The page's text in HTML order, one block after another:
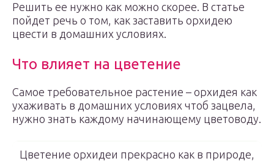
Решить ее нужно как можно скорее. В статье
пойдет речь о том, как заставить орхидею
цвести в домашних условиях.
Что влияет на цветение
Самое требовательное растение – орхидея как
ухаживать в домашних условиях чтоб зацвела,
нужно знать каждому начинающему цветоводу.
Цветение орхидеи прекрасно как в природе,